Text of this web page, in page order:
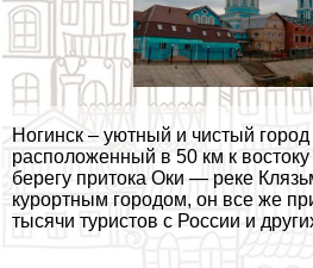
Ногинск – уютный и чистый
расположенный в 50 км к
берегу притока Оки — реке
курортным городом, он все же
тысячи туристов с России и